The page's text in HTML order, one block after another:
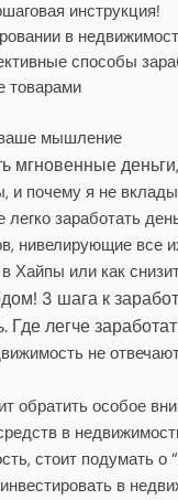
инструкция!
в
способы
товарами
мышление
мгновенные
и почему я не
заработать
нивелирующие все
Хайпы или как
3 шага к
легче
не
обратить особое
в
стоит подумать о
в